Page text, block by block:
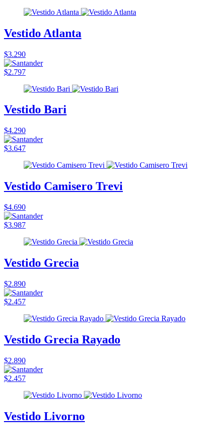
Vestido Atlanta
$3.290
$2.797
Vestido Bari
$4.290
$3.647
Vestido Camisero Trevi
$4.690
$3.987
Vestido Grecia
$2.890
$2.457
Vestido Grecia Rayado
$2.890
$2.457
Vestido Livorno